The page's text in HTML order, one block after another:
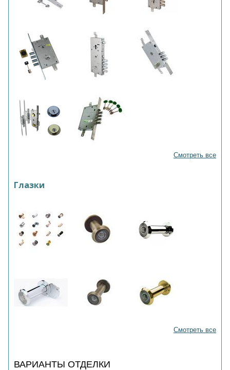
Смотреть все
Глазки
Смотреть все
ВАРИАНТЫ ОТДЕЛКИ